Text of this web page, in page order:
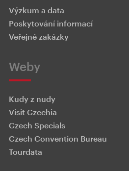
Výzkum a data
Poskytování informací
Veřejné zakázky
Weby
Kudy z nudy
Visit Czechia
Czech Specials
Czech Convention Bureau
Tourdata